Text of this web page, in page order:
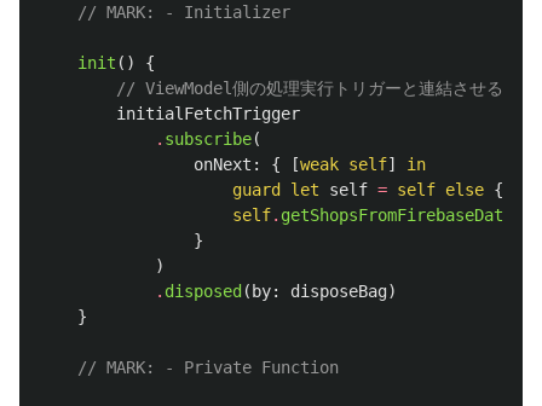
// MARK: - Initializer
init ()
{
// ViewModel側の処理実行トリガーと連結させる
initialFetchTrigger
. subscribe(
onNext : { [weak self]
in
guard
let self = self else {
self.
}
)
. disposed ( by: disposeBag)
}
// MARK: - Private Function